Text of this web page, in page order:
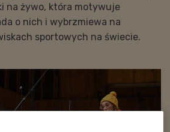
na żywo, która motywuje
o nich i wybrzmiewa na
sportowych na świecie.